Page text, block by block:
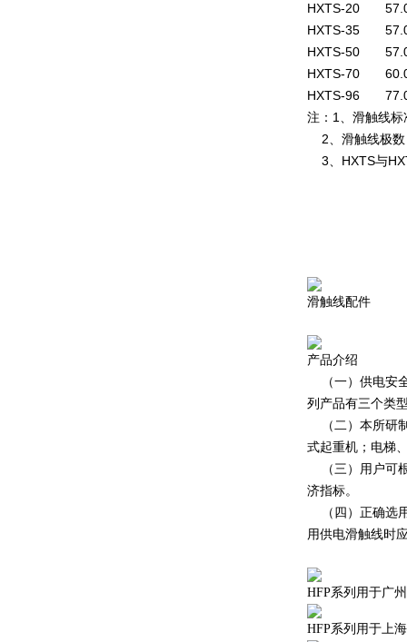
HXTS-20
HXTS-35
HXTS-50
HXTS-70
HXTS-96
注：1、滑触线
2、滑触线极
3、HXTS与
滑触线配件
产品介绍
（一）供电安
列产品有三个类
（二）本所研
式起重机；电梯
（三）用户可
济指标。
（四）正确选
用供电滑触线时
HFP系列用于广
HFP系列用于上